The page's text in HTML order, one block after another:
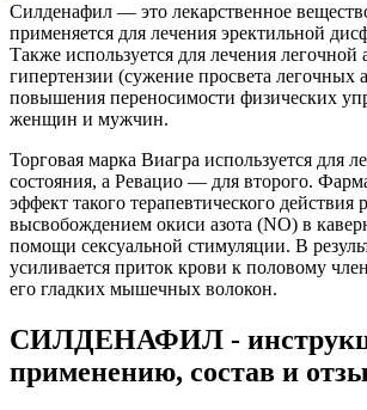
Силденафил — это лекарственное
применяется для лечения эректильной
Также используется для лечения легочной
гипертензии (сужение просвета легочных
повышения переносимости физических
женщин и мужчин.
Торговая марка Виагра используется для
состояния, а Ревацио — для второго.
эффект такого терапевтического действия
высвобождением окиси азота (NO) в
помощи сексуальной стимуляции. В
усиливается приток крови к половому
его гладких мышечных волокон.
СИЛДЕНАФИЛ -
применению, состав и